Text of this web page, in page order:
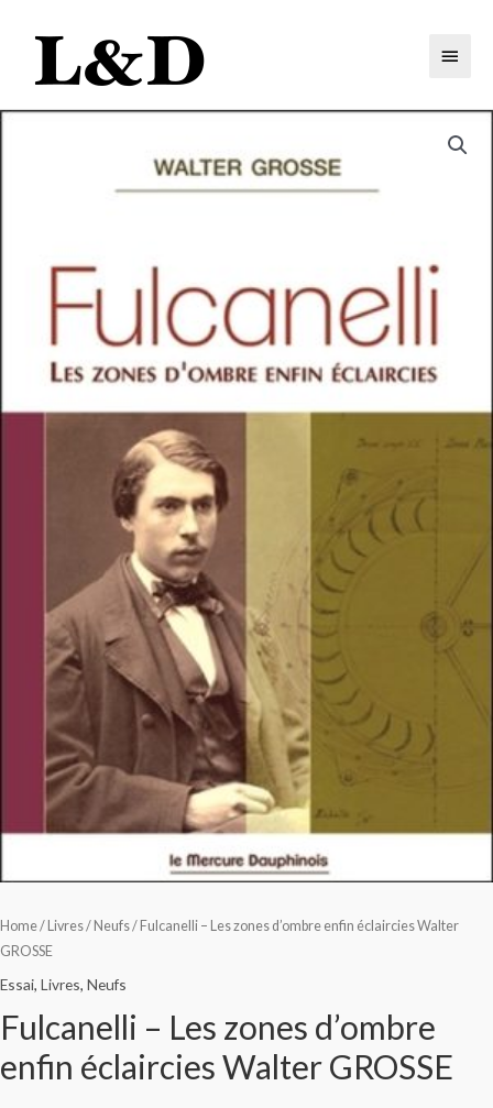
Home/ Livres/ Neufs/ Fulcanelli – Les zones d’ombre enfin éclaircies Walter
GROSSE
Essai, Livres, Neufs
Fulcanelli – Les zones d’ombre
enfin éclaircies Walter GROSSE